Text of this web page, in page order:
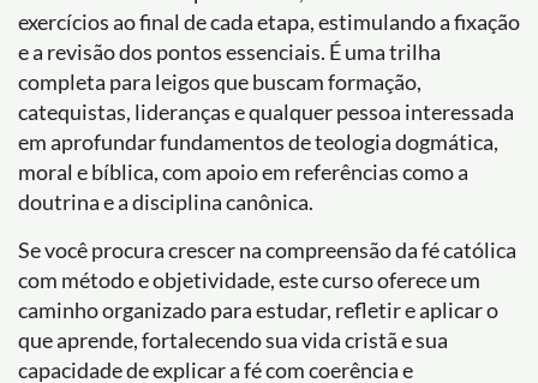
exercícios ao final de cada etapa, estimulando a fixação
e a revisão dos pontos essenciais. É uma trilha
completa para leigos que buscam formação,
catequistas, lideranças e qualquer pessoa interessada
em aprofundar fundamentos de teologia dogmática,
moral e bíblica, com apoio em referências como a
doutrina e a disciplina canônica.
Se você procura crescer na compreensão da fé católica
com método e objetividade, este curso oferece um
caminho organizado para estudar, refletir e aplicar o
que aprende, fortalecendo sua vida cristã e sua
capacidade de explicar a fé com coerência e